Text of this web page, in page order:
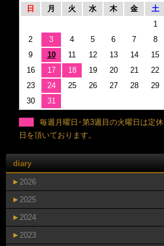
日
月 火 水 木 金
土
1
2
3 4 5 6 7
8
9
10 11 12 13 14
15
16
17 18 19 20 21
22
23
24 25 26 27 28
29
30
31
毎週月曜日･第3週目の火曜日は定休
日を頂いております。
diary
► 2026
► 2025
► 2024
► 2023